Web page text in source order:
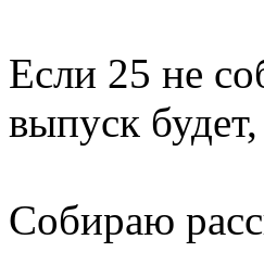
Если 25 не
выпуск
Собираю